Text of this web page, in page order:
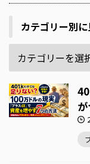
カテゴリー別に